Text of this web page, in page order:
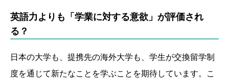
英語力よりも「学業に対する意欲」が評価され
る？
日本の大学も、提携先の海外大学も、学生が交換留学制
度を通じて新たなことを学ぶことを期待しています。こ